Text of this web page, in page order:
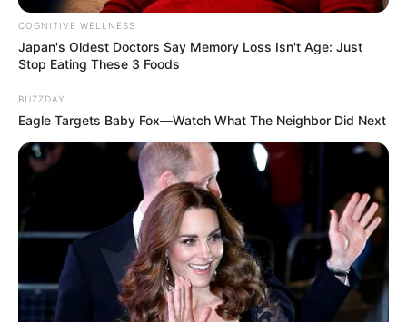
COGNITIVE WELLNESS
Japan's Oldest Doctors Say Me​mory Lo​ss Isn't Age: Just
Stop Eating These 3 Foods
BUZZDAY
Eagle Targets Baby Fox—Watch What The Neighbor Did Next